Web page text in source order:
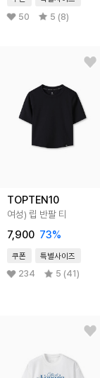
50 5 (8)
TOPTEN10
여성) 립 반팔 티
7,900 73%
쿠폰 특별사이즈
234 5 (41)